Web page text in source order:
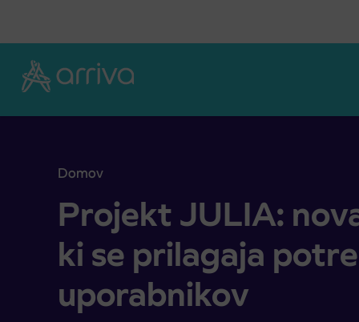
Domov
Projekt JULIA: nova oblika prevoza, ki se
Projekt JULIA:
ki se prilagaja
uporabnikov